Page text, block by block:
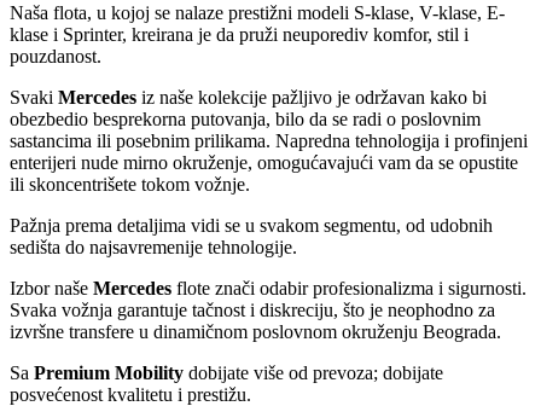
Naša flota, u kojoj se nalaze prestižni modeli S-klase, V-klase, E-
klase i Sprinter, kreirana je da pruži neuporediv komfor, stil i
pouzdanost.
Svaki Mercedes iz naše kolekcije pažljivo je održavan kako bi
obezbedio besprekorna putovanja, bilo da se radi o poslovnim
sastancima ili posebnim prilikama. Napredna tehnologija i profinjeni
enterijeri nude mirno okruženje, omogućavajući vam da se opustite
ili skoncentrišete tokom vožnje.
Pažnja prema detaljima vidi se u svakom segmentu, od udobnih
sedišta do najsavremenije tehnologije.
Izbor naše Mercedes flote znači odabir profesionalizma i sigurnosti.
Svaka vožnja garantuje tačnost i diskreciju, što je neophodno za
izvršne transfere u dinamičnom poslovnom okruženju Beograda.
Sa Premium Mobility dobijate više od prevoza; dobijate
posvećenost kvalitetu i prestižu.